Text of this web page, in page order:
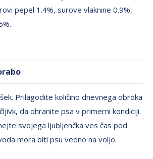
pepel 1.4%, surove vlaknine 0.9%,
Prilagodite količino dnevnega obroka
da ohranite psa v primerni kondiciji.
svojega ljubljenčka ves čas pod
mora biti psu vedno na voljo.